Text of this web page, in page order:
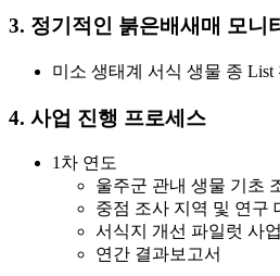
3. 정기적인 붉은배새매 모니
미소 생태계 서식 생물 종 List
4. 사업 진행 프로세스
1차 연도
울주군 관내 생물 기초
중점 조사 지역 및 연구
서식지 개선 파일럿 사업
연간 결과보고서